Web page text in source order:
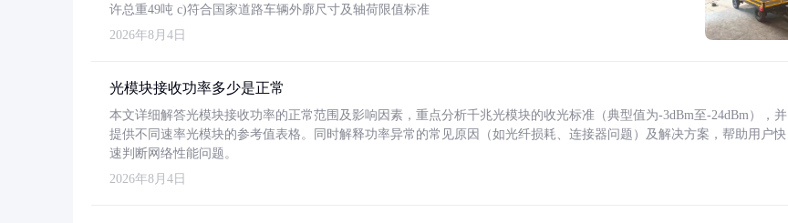
许总重49吨 c)符合国家道路车辆外廓尺寸及轴荷限值标准
2026年8月4日
光模块接收功率多少是正常
本文详细解答光模块接收功率的正常范围及影响因素，重点分析千兆光模块的收光标准（典型值为-3dBm至-24dBm），并
提供不同速率光模块的参考值表格。同时解释功率异常的常见原因（如光纤损耗、连接器问题）及解决方案，帮助用户快
速判断网络性能问题。
2026年8月4日